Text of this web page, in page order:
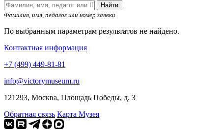
Найти
Фамилия, имя, педагог или номер заявки
По выбранным параметрам результатов не найдено.
Контактная информация
+7 (499) 449-81-81
info@victorymuseum.ru
121293, Москва, Площадь Победы, д. 3
Обратная связь Карта Музея